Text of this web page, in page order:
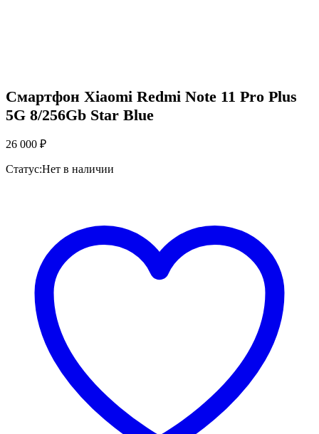
Смартфон Xiaomi Redmi Note 11 Pro Plus
5G 8/256Gb Star Blue
26 000 ₽
Статус:Нет в наличии